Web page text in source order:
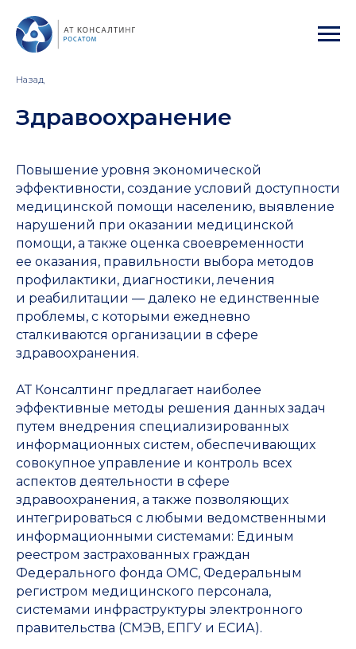
Назад
Здравоохранение
Повышение уровня экономической
эффективности, создание условий доступности
медицинской помощи населению, выявление
нарушений при оказании медицинской
помощи, а также оценка своевременности
ее оказания, правильности выбора методов
профилактики, диагностики, лечения
и реабилитации — далеко не единственные
проблемы, с которыми ежедневно
сталкиваются организации в сфере
здравоохранения.
АТ Консалтинг предлагает наиболее
эффективные методы решения данных задач
путем внедрения специализированных
информационных систем, обеспечивающих
совокупное управление и контроль всех
аспектов деятельности в сфере
здравоохранения, а также позволяющих
интегрироваться с любыми ведомственными
информационными системами: Единым
реестром застрахованных граждан
Федерального фонда ОМС, Федеральным
регистром медицинского персонала,
системами инфраструктуры электронного
правительства (СМЭВ, ЕПГУ и ЕСИА).